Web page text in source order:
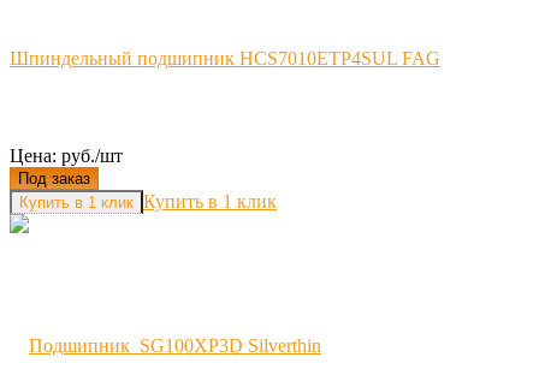
Шпиндельный подшипник HCS7010ETP4SUL FAG
Цена: руб./шт
Под заказ
Купить в 1 клик